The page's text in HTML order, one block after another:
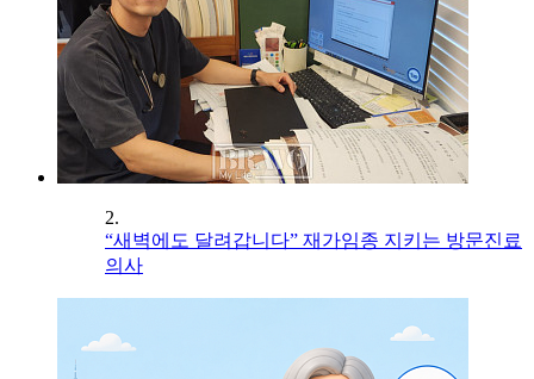
2.
“새벽에도 달려갑니다” 재가임종 지키는 방문진료
의사